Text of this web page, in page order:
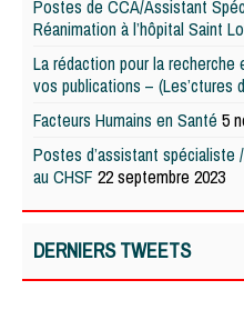
Postes de CCA/Assistant
Réanimation à l’hôpital Saint
La rédaction pour la
vos publications – (Les’ctures
Facteurs Humains en Santé 5
Postes d’assistant spécialiste
au CHSF 22 septembre 2023
DERNIERS TWEETS